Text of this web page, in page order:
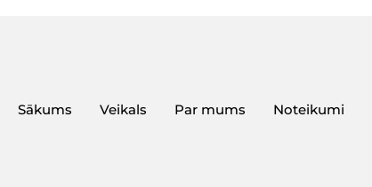
Sākums Veikals Par mums Noteikumi